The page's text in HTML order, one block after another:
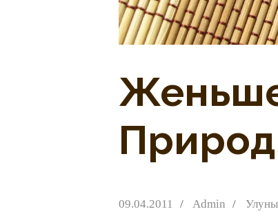
09.04.2011 Admin Улуны